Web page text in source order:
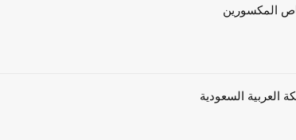
العربية السعودية